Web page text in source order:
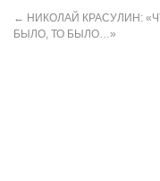
← НИКОЛАЙ КРАСУЛИН:
БЫЛО, ТО БЫЛО…»